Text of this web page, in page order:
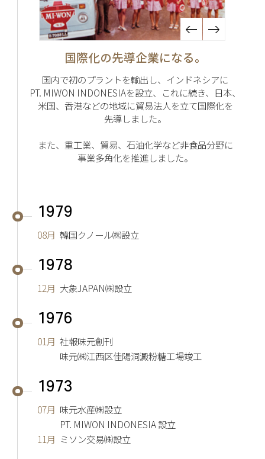
国際化の先導企業になる。
国内で初のプラントを輸出し、インドネシアに
PT. MIWON INDONESIAを設立、これに続き、日本、
米国、香港などの地域に貿易法人を立て国際化を
先導しました。
また、重工業、貿易、石油化学など非食品分野に
事業多角化を推進しました。
1979
08月 韓国クノール㈱設立
1978
12月 大象JAPAN㈱設立
1976
01月 社報味元創刊
味元㈱江西区佳陽洞澱粉糖工場竣工
1973
07月 味元水産㈱設立
PT. MIWON INDONESIA 設立
11月 ミソン交易㈱設立